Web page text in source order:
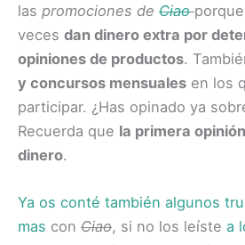
las promociones de Ciao
veces dan dinero extra por
opiniones de productos.
y concursos mensuales en los
participar. ¿Has opinado ya
Recuerda que la primera
dinero.
Ya os conté también algunos
mas con Ciao, si no los leíste a